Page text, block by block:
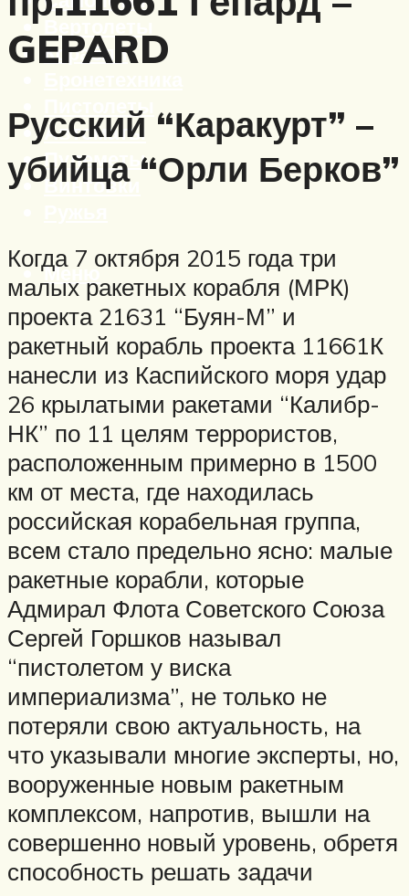
Корабли
Пистолеты
Автоматы
Пулеметы
Винтовки
Меню
GEPARD
Русский “Каракурт” –
убийца “Орли Берков”
Когда 7 октября 2015 года три
малых ракетных корабля (МРК)
проекта 21631 “Буян-М” и
ракетный корабль проекта 11661К
нанесли из Каспийского моря удар
26 крылатыми ракетами “Калибр-
НК” по 11 целям террористов,
расположенным примерно в 1500
км от места, где находилась
российская корабельная группа,
всем стало предельно ясно: малые
ракетные корабли, которые
Адмирал Флота Советского Союза
Сергей Горшков называл
“пистолетом у виска
империализма”, не только не
потеряли свою актуальность, на
что указывали многие эксперты, но,
вооруженные новым ракетным
комплексом, напротив, вышли на
совершенно новый уровень, обретя
способность решать задачи